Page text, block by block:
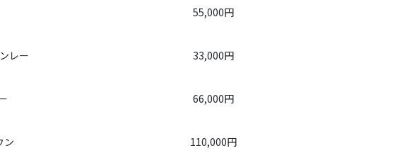
55,000円
レー 33,000円
66,000円
ン 110,000円